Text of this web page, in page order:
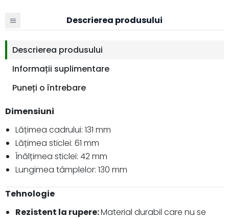
Descrierea produsului
Descrierea produsului
Informații suplimentare
Puneți o întrebare
Dimensiuni
Lățimea cadrului: 131 mm
Lățimea sticlei: 61 mm
Înălțimea sticlei: 42 mm
Lungimea tâmplelor: 130 mm
Tehnologie
Rezistent la rupere:Material durabil care nu se